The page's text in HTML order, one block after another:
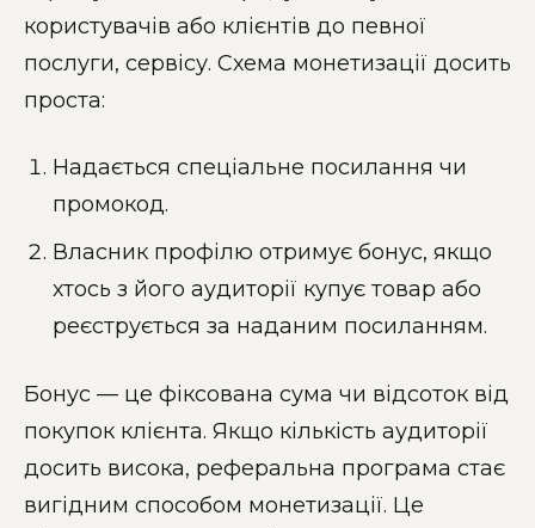
користувачів або клієнтів до певної
послуги, сервісу. Схема монетизації досить
проста:
Надається спеціальне посилання чи
промокод.
Власник профілю отримує бонус, якщо
хтось з його аудиторії купує товар або
реєструється за наданим посиланням.
Бонус — це фіксована сума чи відсоток від
покупок клієнта. Якщо кількість аудиторії
досить висока, реферальна програма стає
вигідним способом монетизації. Це